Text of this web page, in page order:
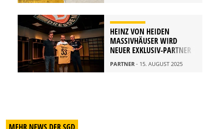
HEINZ VON HEIDEN
MASSIVHÄUSER WIRD
NEUER EXKLUSIV-PARTNER
PARTNER - 15. AUGUST 2025